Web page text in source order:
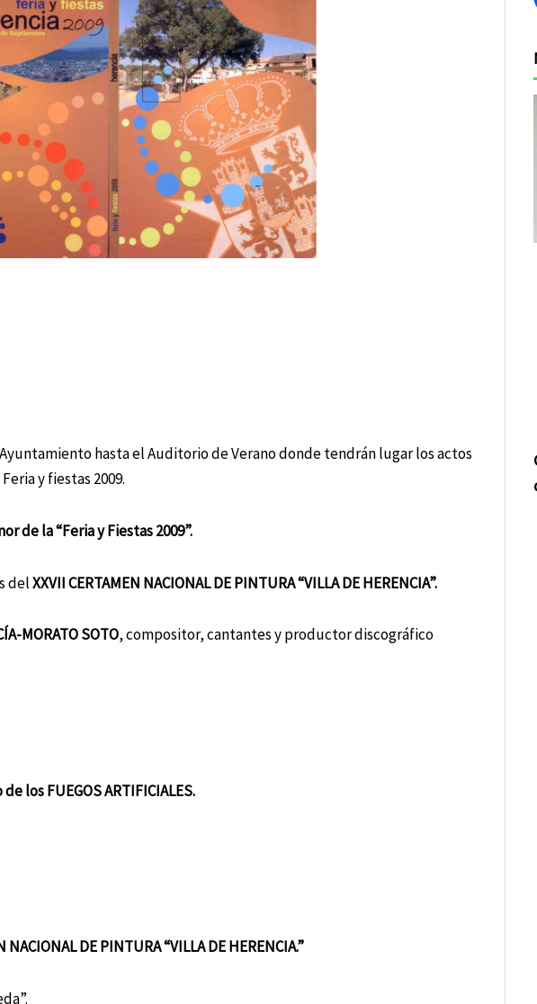
hasta el Auditorio de Verano donde tendrán lugar los actos
y fiestas 2009.
de la “Feria y Fiestas 2009”.
delXXVII CERTAMEN NACIONAL DE PINTURA “VILLA DE HERENCIA”.
MORATO SOTO, compositor, cantantes y productor discográfico
los FUEGOS ARTIFICIALES.
NACIONAL DE PINTURA “VILLA DE HERENCIA.”